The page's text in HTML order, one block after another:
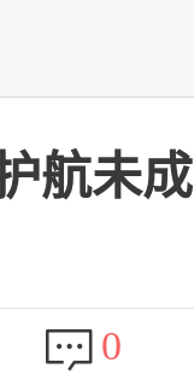
航未成
0